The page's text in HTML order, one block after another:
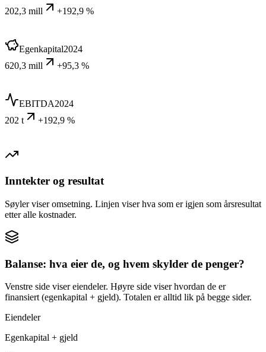
202,3 mill
+192,9 %
Egenkapital2024
620,3 mill
+95,3 %
EBITDA2024
202 t
+192,9 %
Inntekter og resultat
Søyler viser omsetning. Linjen viser hva som er igjen som årsresultat
etter alle kostnader.
Balanse: hva eier de, og hvem skylder de penger?
Venstre side viser eiendeler. Høyre side viser hvordan de er
finansiert (egenkapital + gjeld). Totalen er alltid lik på begge sider.
Eiendeler
Egenkapital + gjeld